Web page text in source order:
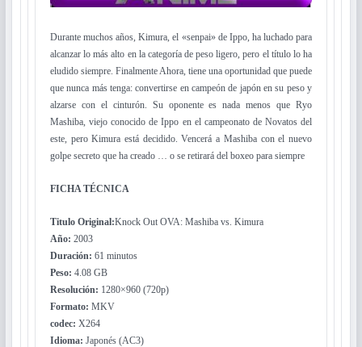
Durante muchos años, Kimura, el «senpai» de Ippo, ha luchado para
alcanzar lo más alto en la categoría de peso ligero, pero el título lo ha
eludido siempre. Finalmente Ahora, tiene una oportunidad que puede
que nunca más tenga: convertirse en campeón de japón en su peso y
alzarse con el cinturón. Su oponente es nada menos que Ryo
Mashiba, viejo conocido de Ippo en el campeonato de Novatos del
este, pero Kimura está decidido. Vencerá a Mashiba con el nuevo
golpe secreto que ha creado … o se retirará del boxeo para siempre
FICHA TÉCNICA
Titulo Original:Knock Out OVA: Mashiba vs. Kimura
Año: 2003
Duración: 61 minutos
Peso: 4.08 GB
Resolución: 1280×960 (720p)
Formato: MKV
codec: X264
Idioma: Japonés (AC3)